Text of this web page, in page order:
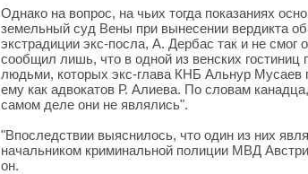
Однако на вопрос, на чьих тогда показаниях
земельный суд Вены при вынесении вердикта об
экстрадиции экс-посла, А. Дербас так и не смог
сообщил лишь, что в одной из венских гостиниц
людьми, которых экс-глава КНБ Альнур Мусаев
ему как адвокатов Р. Алиева. По словам
самом деле они не являлись".
"Впоследствии выяснилось, что один из них
начальником криминальной полиции МВД
он.